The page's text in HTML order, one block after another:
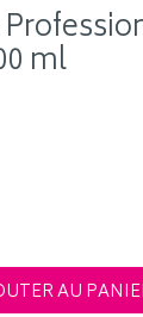
ml
AU